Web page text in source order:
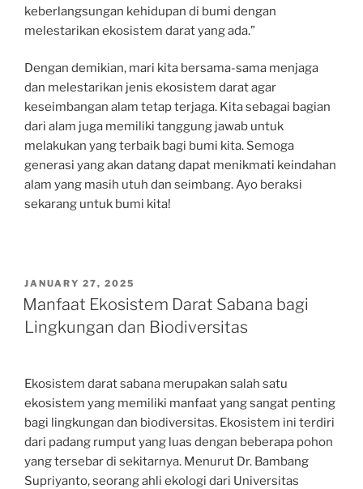
keberlangsungan kehidupan di bumi dengan
melestarikan ekosistem darat yang ada.”
Dengan demikian, mari kita bersama-sama menjaga
dan melestarikan jenis ekosistem darat agar
keseimbangan alam tetap terjaga. Kita sebagai bagian
dari alam juga memiliki tanggung jawab untuk
melakukan yang terbaik bagi bumi kita. Semoga
generasi yang akan datang dapat menikmati keindahan
alam yang masih utuh dan seimbang. Ayo beraksi
sekarang untuk bumi kita!
POSTED
ON
JANUARY 27, 2025
Manfaat Ekosistem Darat Sabana bagi
Lingkungan dan Biodiversitas
Ekosistem darat sabana merupakan salah satu
ekosistem yang memiliki manfaat yang sangat penting
bagi lingkungan dan biodiversitas. Ekosistem ini terdiri
dari padang rumput yang luas dengan beberapa pohon
yang tersebar di sekitarnya. Menurut Dr. Bambang
Supriyanto, seorang ahli ekologi dari Universitas